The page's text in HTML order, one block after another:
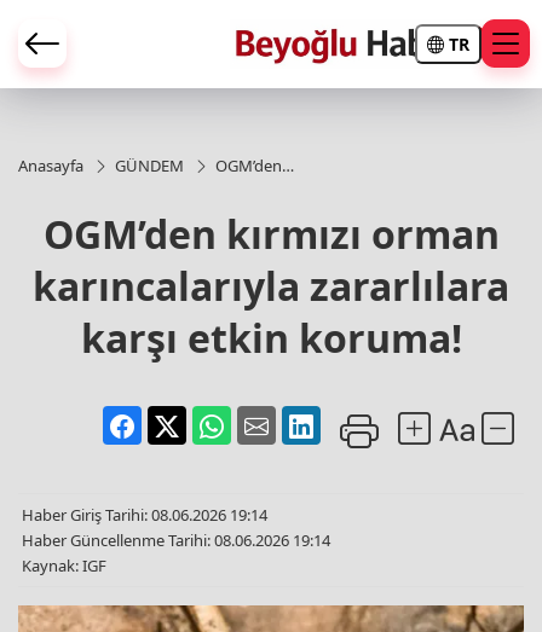
TR
Anasayfa GÜNDEM
OGM’den
karıncalarıyla
zararlılara
karşı etkin
koruma!
OGM’den kırmızı orman
karıncalarıyla zararlılara
karşı etkin koruma!
Haber Giriş Tarihi: 08.06.2026 19:14
Haber Güncellenme Tarihi: 08.06.2026 19:14
Kaynak: IGF